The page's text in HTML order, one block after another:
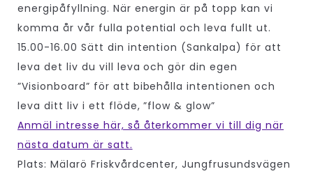
energipåfyllning. När energin är på topp kan vi
komma år vår fulla potential och leva fullt ut.
15.00-16.00 Sätt din intention (Sankalpa) för att
leva det liv du vill leva och gör din egen
”Visionboard” för att bibehålla intentionen och
leva ditt liv i ett flöde, ”flow & glow”
Anmäl intresse här, så återkommer vi till dig när
nästa datum är satt.
Plats: Mälarö Friskvårdcenter, Jungfrusundsvägen